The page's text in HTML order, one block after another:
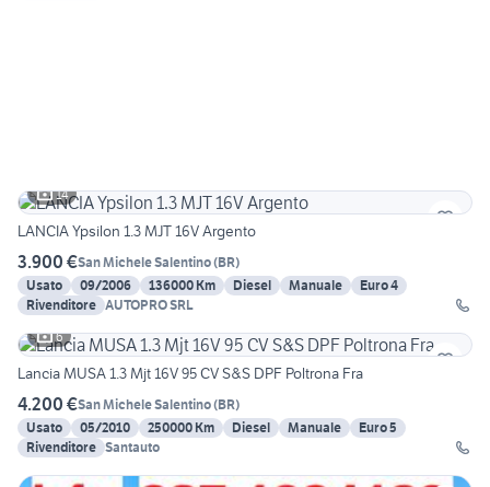
14
LANCIA Ypsilon 1.3 MJT 16V Argento
3.900 €San Michele Salentino(BR)
Usato
09/2006 136000 Km Diesel Manuale
Euro 4
Rivenditore AUTOPRO SRL
6
Lancia MUSA 1.3 Mjt 16V 95 CV S&S DPF Poltrona Fra
4.200 €San Michele Salentino(BR)
Usato
05/2010 250000 Km Diesel Manuale
Euro 5
Rivenditore Santauto